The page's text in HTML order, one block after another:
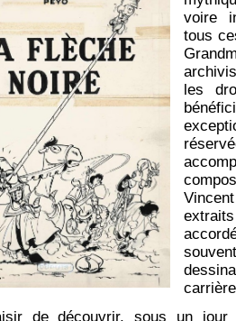
voire
tous
les
de découvrir, sous un